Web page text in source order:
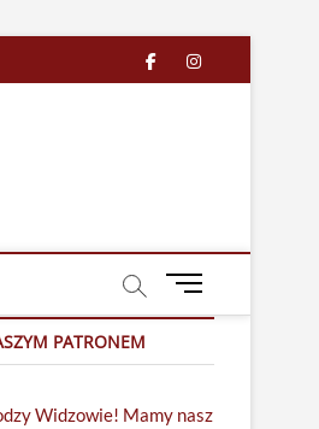
facebook
in
M
u
u
PATRONEM
Widzowie! Mamy nasz